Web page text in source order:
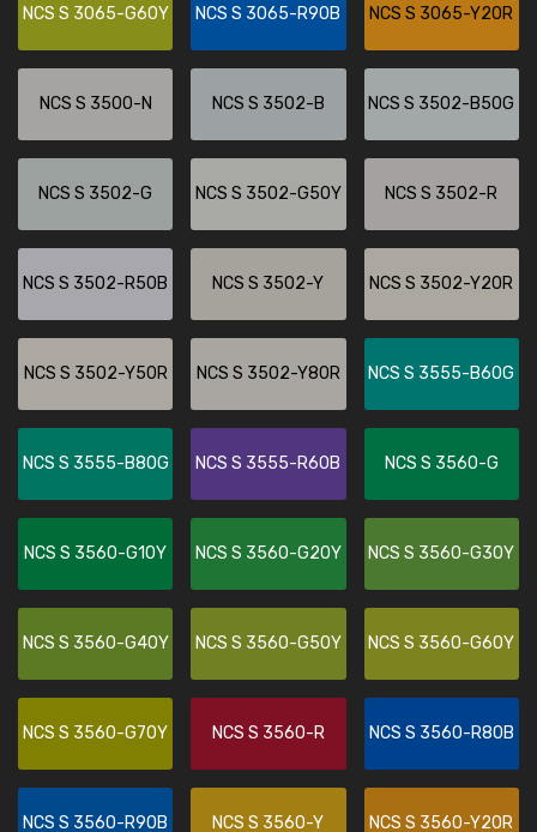
NCS S 3065-G60Y NCS S 3065-R90B NCS S 3065-Y20R
NCS S 3500-N NCS S 3502-B NCS S 3502-B50G
NCS S 3502-G NCS S 3502-G50Y NCS S 3502-R
NCS S 3502-R50B NCS S 3502-Y NCS S 3502-Y20R
NCS S 3502-Y50R NCS S 3502-Y80R NCS S 3555-B60G
NCS S 3555-B80G NCS S 3555-R60B NCS S 3560-G
NCS S 3560-G10Y NCS S 3560-G20Y NCS S 3560-G30Y
NCS S 3560-G40Y NCS S 3560-G50Y NCS S 3560-G60Y
NCS S 3560-G70Y NCS S 3560-R NCS S 3560-R80B
NCS S 3560-R90B NCS S 3560-Y NCS S 3560-Y20R